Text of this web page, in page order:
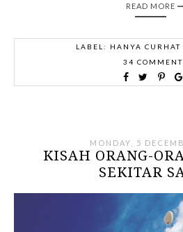
READ MORE
LABEL: HANYA CURHAT
34
MONDAY, 5
KISAH ORANG-
SEKITAR